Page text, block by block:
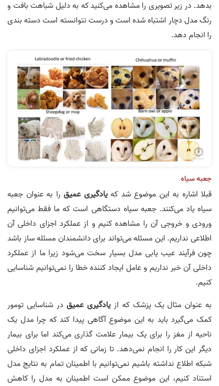
بدهد. در زیر تصویری را مشاهده می‌کنید که به دلیل شباهت بافت و
رنگ مدل دچار اشتباه شده است و درست نتوانسته است دسته بندی
را انجام دهد.
جعبه سیاه
قبلا اشاره به این موضوع شد کهیادگیری عمیق را به عنوان جعبه
سیاه یاد می‌کنند. جعبه سیاه دستگاهی است که ما فقط می‌توانیم
ورودی و خروجی آن را مشاهده کنیم و از عملکرد اجزای داخلی آن
اطلاعی نداریم. این مسئله می‌تواند برای دانشمندان مسئله ساز باشد
چون فرآیند عیب یابی مدل بسیار سخت می‌شود زیرا ما از عملکرد
داخلی آن خبر نداریم و عامل ایجاد کننده خطا را نمی‌توانیم شناسایی
کنیم.
به عنوان مثال یک پزشک که از یادگیری عمیقدر شناسایی تومور
کمک می‌گیرد باید به این موضوع آگاهی پیدا کند که چرا مدل یک
ناحیه از مغز را برای یک بیمار علامت گذاری می‌کند اما برای بیمار
دیگر این کار را انجام نمی‌دهد. تا زمانی که از عملکرد اجزای داخلی
شبکه اطلاع نداشته باشیم نمی‌توانیم با اطمینان تمام به نتایج مدل
استناد کنیم، این موضوع ممکن است اطمینان به مدل را کاهش